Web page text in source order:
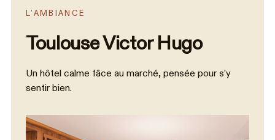
L’AMBIANCE
Toulouse Victor Hugo
Un hôtel calme fâce au marché, pensée pour s’y
sentir bien.